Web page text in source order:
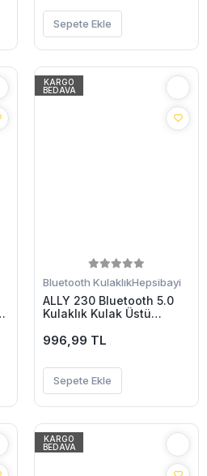
Sepete Ekle
KARGO
BEDAVA
Bluetooth KulaklıkHepsibayi
ALLY 230 Bluetooth 5.0
Kulaklık Kulak Üstü
996,99 TL
Sepete Ekle
KARGO
BEDAVA